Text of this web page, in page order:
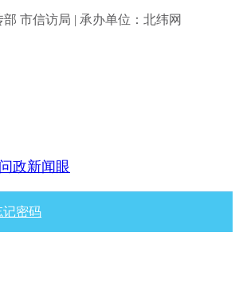
市信访局 | 承办单位：北纬网
问政新闻眼
记密码